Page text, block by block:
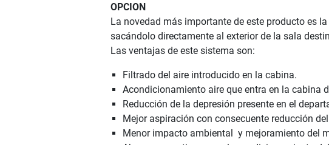
OPCION
La novedad más importante de este producto es
sacándolo directamente al exterior de la sala
Las ventajas de este sistema son:
Filtrado del aire introducido en la cabina.
Acondicionamiento aire que entra en la cabina
Reducción de la depresión presente en el
Mejor aspiración con consecuente reducción
Menor impacto ambiental y mejoramiento del